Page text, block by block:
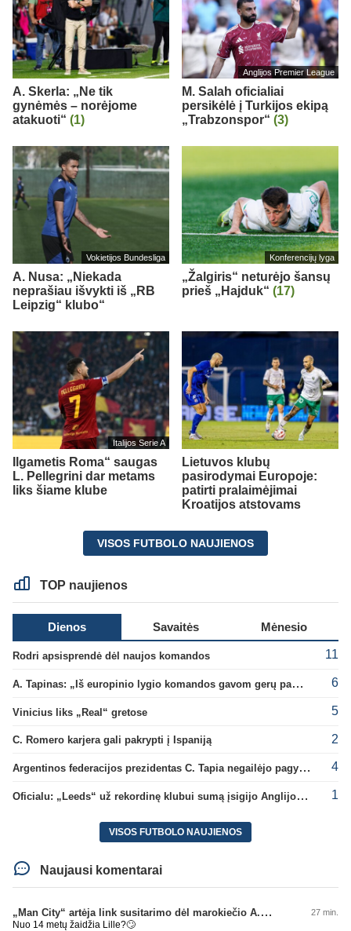
A. Skerla: „Ne tik
gynėmės – norėjome
atakuoti“ (1)
Anglijos Premier League
M. Salah oficialiai
persikėlė į Turkijos ekipą
„Trabzonspor“ (3)
Vokietijos Bundesliga
A. Nusa: „Niekada
neprašiau išvykti iš „RB
Leipzig“ klubo“
Konferencijų lyga
„Žalgiris“ neturėjo šansų
prieš „Hajduk“ (17)
Italijos Serie A
Ilgametis Roma“ saugas
L. Pellegrini dar metams
liks šiame klube
Lietuvos klubų
pasirodymai Europoje:
patirti pralaimėjimai
Kroatijos atstovams
VISOS FUTBOLO NAUJIENOS
TOP naujienos
Dienos Savaitės Mėnesio
Rodri apsisprendė dėl naujos komandos 11
A. Tapinas: „Iš europinio lygio komandos gavom gerų pamokų“ 6
Vinicius liks „Real“ gretose 5
C. Romero karjera gali pakrypti į Ispaniją 2
Argentinos federacijos prezidentas C. Tapia negailėjo pagyrų G. Infantino 4
Oficialu: „Leeds“ už rekordinę klubui sumą įsigijo Anglijos rinktinės vartininką 1
VISOS FUTBOLO NAUJIENOS
Naujausi komentarai
„Man City“ artėja link susitarimo dėl marokiečio A. Bouaddi persikėlimo 27 min.
Nuo 14 metų žaidžia Lille?🙄